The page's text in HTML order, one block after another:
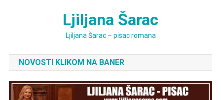
Ljiljana Šarac
Ljiljana Šarac – pisac romana
NOVOSTI KLIKOM NA BANER